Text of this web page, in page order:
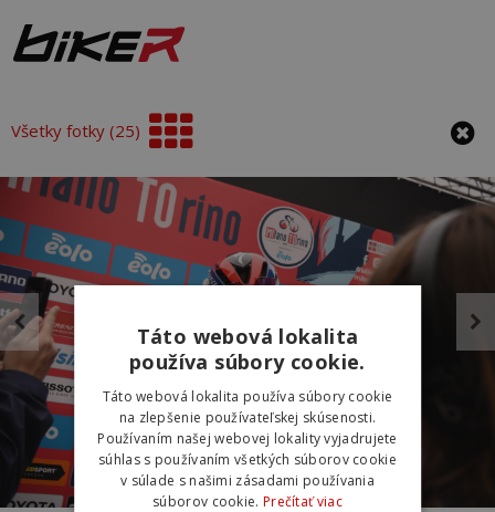
Všetky fotky (25)
Táto webová lokalita
používa súbory cookie.
Táto webová lokalita používa súbory cookie
na zlepšenie používateľskej skúsenosti.
Používaním našej webovej lokality vyjadrujete
súhlas s používaním všetkých súborov cookie
v súlade s našimi zásadami používania
súborov cookie. Prečítať viac